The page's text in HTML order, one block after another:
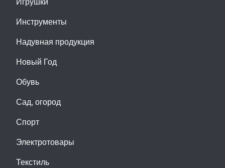
Инструменты
Надувная продукция
Новый Год
Обувь
Сад, огород
Спорт
Электротовары
Текстиль